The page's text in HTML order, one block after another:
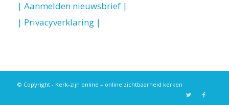
| Aanmelden nieuwsbrief |
| Privacyverklaring |
© Copyright - Kerk-zijn online – online zichtbaarheid kerken